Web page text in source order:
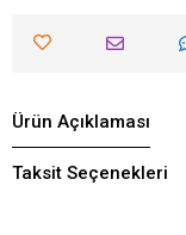
Ürün Açıklaması
Taksit Seçenekleri